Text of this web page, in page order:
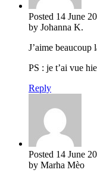
Posted 14 June
by Johanna K.
J’aime beaucoup
PS : je t’ai vue
Reply
Posted 14 June
by Marha Mèo